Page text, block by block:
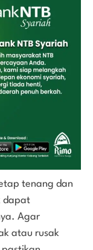
tenang dan
dapat
Agar
atau rusak